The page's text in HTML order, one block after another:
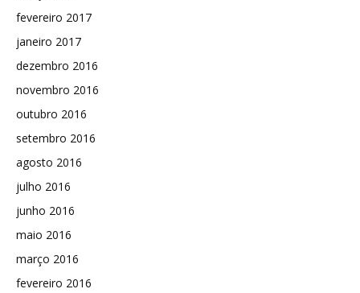
fevereiro 2017
janeiro 2017
dezembro 2016
novembro 2016
outubro 2016
setembro 2016
agosto 2016
julho 2016
junho 2016
maio 2016
março 2016
fevereiro 2016